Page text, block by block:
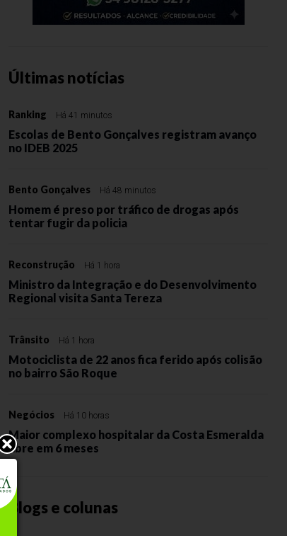
Últimas notícias
Ranking Há 41 minutos
Escolas de Bento Gonçalves registram avanço
no IDEB 2025
Bento Gonçalves Há 48 minutos
Homem é preso por tráfico de drogas após
tentar fugir da policia
Reconstrução Há 1 hora
Ministro da Integração e do Desenvolvimento
Regional visita Santa Tereza
Trânsito Há 1 hora
Motociclista de 22 anos fica ferido após colisão
no bairro São Roque
Negócios Há 10 horas
Maior complexo hospitalar da Costa Esmeralda
abre em 6 meses
Blogs e colunas